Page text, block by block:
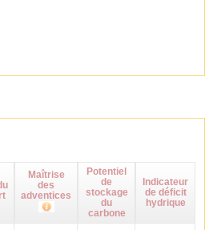
Maîtrise
des
adventices
Potentiel
de
stockage
du
carbone
Indicateur
de déficit
hydrique